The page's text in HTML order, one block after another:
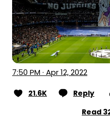
7:50 PM · Apr 12, 2022
21.6K Reply
Read